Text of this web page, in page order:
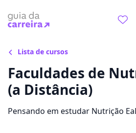
Lista de cursos
Faculdades de
(a Distância)
Pensando em estudar Nutrição